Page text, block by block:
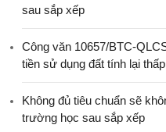
sau sắp xếp
Công văn 10657/BTC-
tiền sử dụng đất tính lại
Không đủ tiêu chuẩn sẽ
trường học sau sắp xếp